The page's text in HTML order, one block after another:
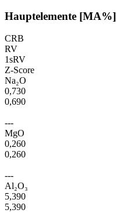
Hauptelemente [MA%]
CRB
RV
1sRV
Z-Score
Na₂O
0,730
0,690
---
MgO
0,260
0,260
---
Al₂O₃
5,390
5,390